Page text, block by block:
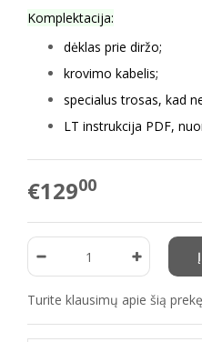
Komplektacija:
dėklas prie diržo;
krovimo kabelis;
specialus trosas, kad
LT instrukcija PDF,
€12900
Turite klausimų apie šią